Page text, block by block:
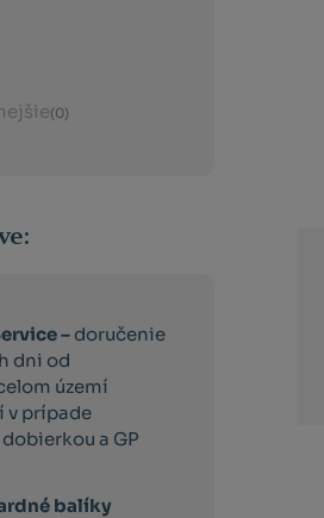
(0)
– doručenie
dni od
území
v prípade
a GP
balíky